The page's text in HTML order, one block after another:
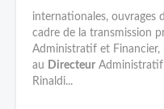
internationales, ouvrages
cadre de la transmission
Administratif et Financier,
au Directeur Administratif
Rinaldi...